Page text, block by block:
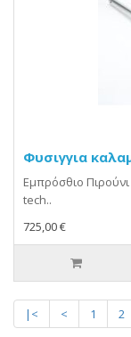
Φυσιγγια
Εμπρόσθιο
tech..
725,00 €
|< < 1 2